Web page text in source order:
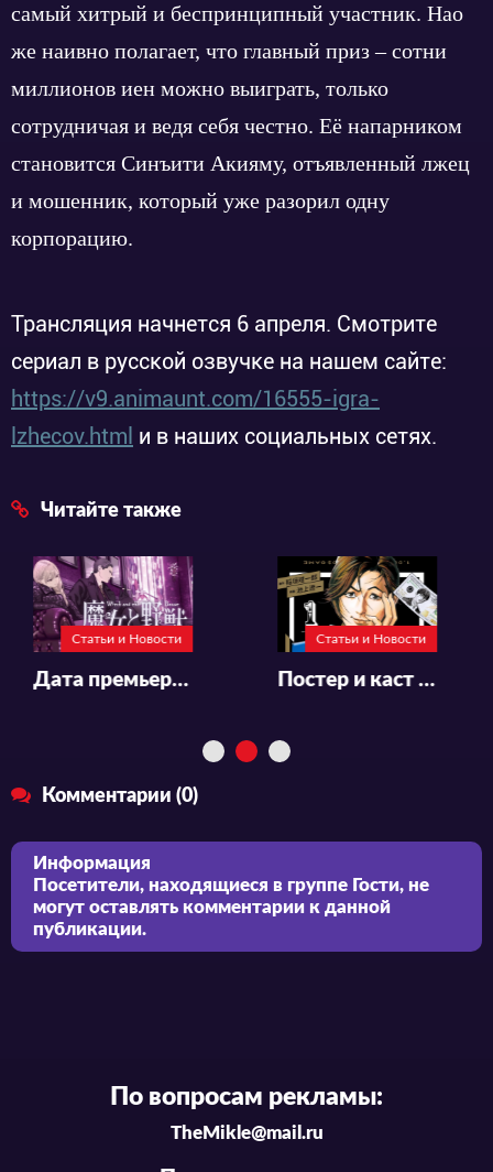
самый хитрый и беспринципный участник. Нао
же наивно полагает, что главный приз – сотни
миллионов иен можно выиграть, только
сотрудничая и ведя себя честно. Её напарником
становится Синъити Акияму, отъявленный лжец
и мошенник, который уже разорил одну
корпорацию.
Трансляция начнется 6 апреля. Смотрите
сериал в русской озвучке на нашем сайте:
https://v9.animaunt.com/16555-igra-
lzhecov.html и в наших социальных сетях.
Читайте также
Статьи и Новости
Дата премьеры, новый трейлер и постер аниме «Majo to Yajuu»
Статьи и Новости
Постер и каст аниме «Trillion Game»
Комментарии (0)
Информация
Посетители, находящиеся в группе Гости, не
могут оставлять комментарии к данной
публикации.
По вопросам рекламы:
TheMikle@mail.ru